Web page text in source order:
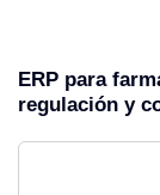
ERP para
regulación y